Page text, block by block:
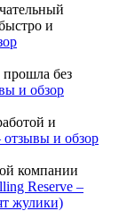
и
прошла без
и обзор
и
и обзор
компании
Reserve –
жулики)